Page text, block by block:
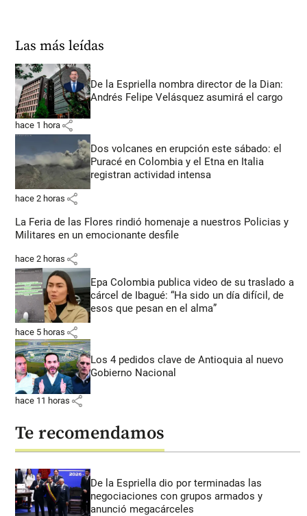
Las más leídas
De la Espriella nombra director de la Dian:
Andrés Felipe Velásquez asumirá el cargo
hace 1 hora share
Dos volcanes en erupción este sábado: el
Puracé en Colombia y el Etna en Italia
registran actividad intensa
hace 2 horas share
La Feria de las Flores rindió homenaje a nuestros Policias y
Militares en un emocionante desfile
hace 2 horas share
Epa Colombia publica video de su traslado a
cárcel de Ibagué: “Ha sido un día difícil, de
esos que pesan en el alma”
hace 5 horas share
Los 4 pedidos clave de Antioquia al nuevo
Gobierno Nacional
hace 11 horas share
Te recomendamos
De la Espriella dio por terminadas las
negociaciones con grupos armados y
anunció megacárceles